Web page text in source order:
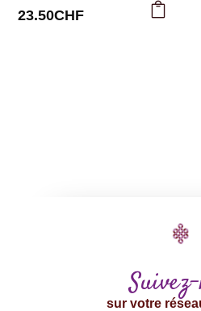
23.50CHF
sur votre